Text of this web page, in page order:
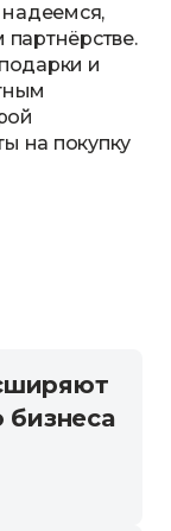
и
на покупку
бизнеса